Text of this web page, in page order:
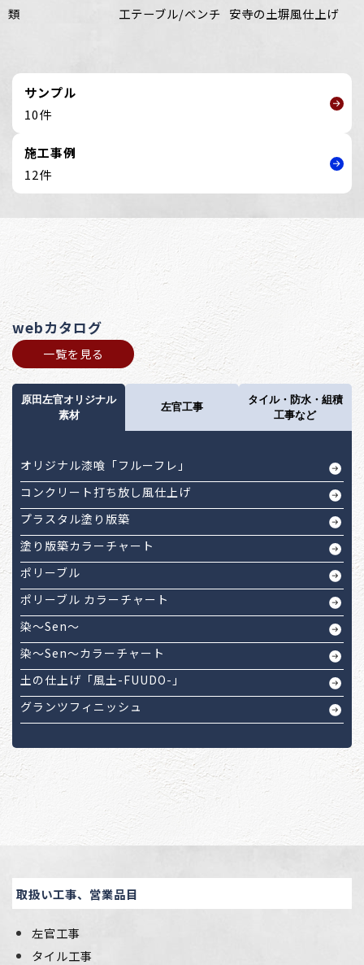
類
工テーブル/ベンチ 安寺の土塀風仕上げ
サンプル
10件
施工事例
12件
webカタログ
一覧を見る
原田左官オリジナル
素材
左官工事
タイル・防水・組積
工事など
オリジナル漆喰「フルーフレ」
コンクリート打ち放し風仕上げ
プラスタル塗り版築
塗り版築カラーチャート
ポリーブル
ポリーブル カラーチャート
染～Sen～
染～Sen～カラーチャート
土の仕上げ「風土-FUUDO-」
グランツフィニッシュ
取扱い工事、営業品目
左官工事
タイル工事